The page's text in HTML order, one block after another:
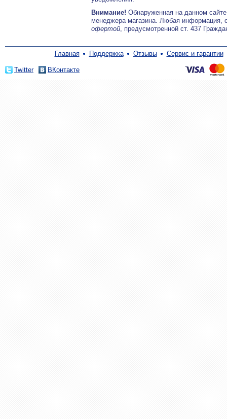
Внимание! Обнаруженная на данном
менеджера магазина. Любая информация,
офертой, предусмотренной ст. 437
Главная Поддержка Отзывы Сервис и гарантии
Twitter ВКонтакте